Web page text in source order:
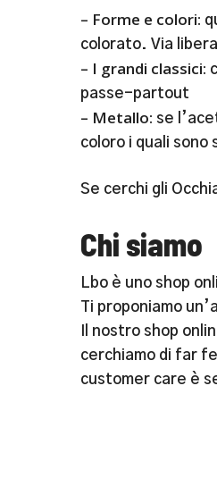
– Forme e colori:
colorato. Via
– I grandi classici:
passe-partout
– Metallo: se
coloro i quali sono
Se cerchi gli
Chi siamo
Lbo è uno shop
Ti proponiamo
Il nostro shop
cerchiamo di far
customer care è